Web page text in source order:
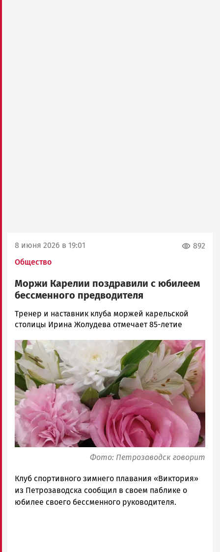
8 июня 2026 в 19:01
Общество
892
Моржи Карелии поздравили с юбилеем
бессменного предводителя
Наталья
Колоко…
Петрозаводска
и
Карелии
Петрозаводск
ГОВОРИТ
Тренер и наставник клуба моржей карельской
столицы Ирина Жолудева отмечает 85-летие
Image
Фото: Петрозаводск говорит
Клуб спортивного зимнего плавания «Виктория»
из Петрозаводска сообщил в своем паблике о
юбилее своего бессменного руководителя.